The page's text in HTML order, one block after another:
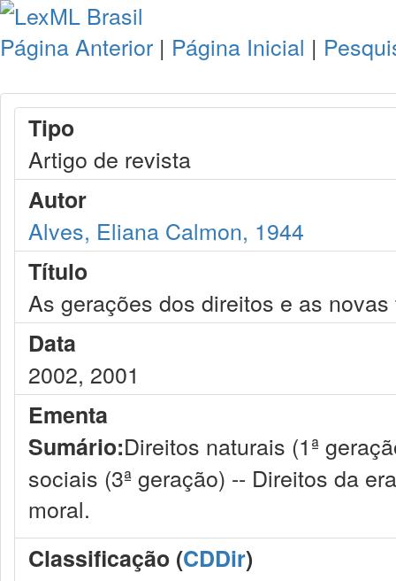
Página Anterior | Página Inicial |
Tipo
Artigo de revista
Autor
Alves, Eliana Calmon, 1944
Título
As gerações dos direitos e as
Data
2002, 2001
Ementa
Sumário:Direitos naturais (1ª
sociais (3ª geração) -- Direitos da
moral.
Classificação (CDDir)